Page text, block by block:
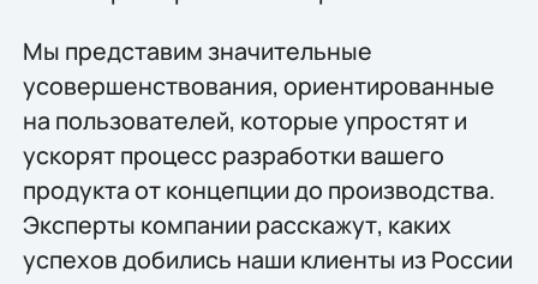
Мы представим значительные
усовершенствования, ориентированные
на пользователей, которые упростят и
ускорят процесс разработки вашего
продукта от концепции до производства.
Эксперты компании расскажут, каких
успехов добились наши клиенты из России